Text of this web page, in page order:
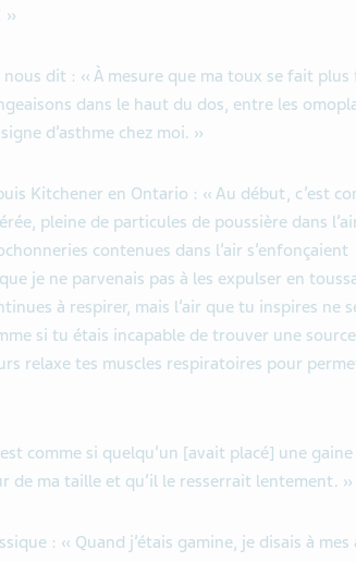
»
dit : « À mesure que ma toux se fait
dans le haut du dos, entre les
d’asthme chez moi. »
Kitchener en Ontario : « Au début, c’est
pleine de particules de poussière dans
contenues dans l’air s’enfonçaient
je ne parvenais pas à les expulser en
à respirer, mais l’air que tu inspires ne
si tu étais incapable de trouver une
relaxe tes muscles respiratoires pour
comme si quelqu’un [avait placé] une
de ma taille et qu’il le resserrait lentement. »
: « Quand j’étais gamine, je disais à mes